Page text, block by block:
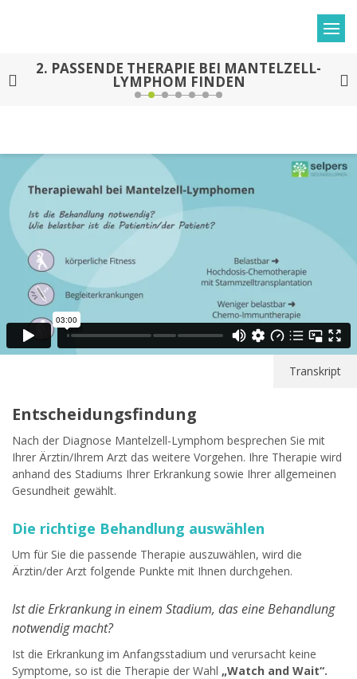
2. PASSENDE THERAPIE BEI MANTELZELL-
LYMPHOM FINDEN
Transkript
Entscheidungsfindung
Nach der Diagnose Mantelzell-Lymphom besprechen Sie mit
Ihrer Ärztin/Ihrem Arzt das weitere Vorgehen. Ihre Therapie wird
anhand des Stadiums Ihrer Erkrankung sowie Ihrer allgemeinen
Gesundheit gewählt.
Die richtige Behandlung auswählen
Um für Sie die passende Therapie auszuwählen, wird die
Ärztin/der Arzt folgende Punkte mit Ihnen durchgehen.
Ist die Erkrankung in einem Stadium, das eine Behandlung
notwendig macht?
Ist die Erkrankung im Anfangsstadium und verursacht keine
Symptome, so ist die Therapie der Wahl „Watch and Wait“.